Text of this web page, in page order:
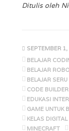
Ditulis oleh
SEPTEMBER
BELAJAR
BELAJAR
BELAJAR
CODE
EDUKASI
GAME UNTUK
KELAS DIGITAL
MINECRAFT